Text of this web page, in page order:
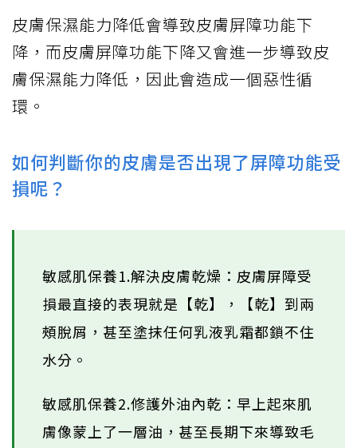
皮膚保濕能力降低會導致皮膚屏障功能下
降，而皮膚屏障功能下降又會進一步導致皮
膚保濕能力降低，因此會造成一個惡性循
環。
如何判斷你的皮膚是否出現了屏障功能受
損呢？
敏感肌保養1.解決皮膚乾燥：皮膚屏障受
損最直接的表現就是【乾】，【乾】到兩
頰脫屑，甚至塗抹任何乳液乳霜都鎖不住
水分。
敏感肌保養2.修護外油內乾：早上起來肌
膚像蒙上了一層油，甚至長期下來導致毛